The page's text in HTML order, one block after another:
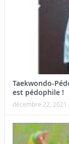
Taekwondo-
est pédophile !
décembre 22, 2021